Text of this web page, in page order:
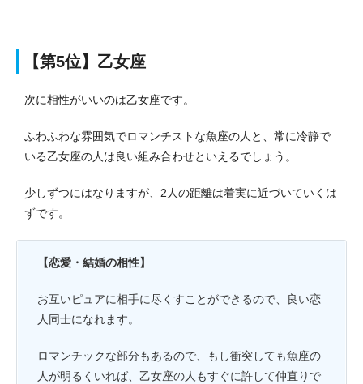
【第5位】乙女座
次に相性がいいのは乙女座です。
ふわふわな雰囲気でロマンチストな魚座の人と、常に冷静で
いる乙女座の人は良い組み合わせといえるでしょう。
少しずつにはなりますが、2人の距離は着実に近づいていくは
ずです。
【恋愛・結婚の相性】
お互いピュアに相手に尽くすことができるので、良い恋
人同士になれます。
ロマンチックな部分もあるので、もし衝突しても魚座の
人が明るくいれば、乙女座の人もすぐに許して仲直りで